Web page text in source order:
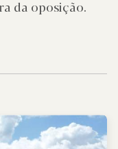
da oposição.